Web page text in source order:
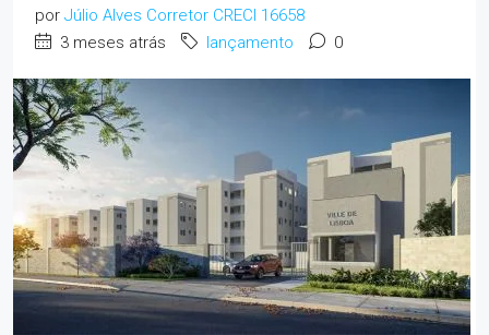
por Júlio Alves Corretor CRECI 16658
3 meses atrás
lançamento 0